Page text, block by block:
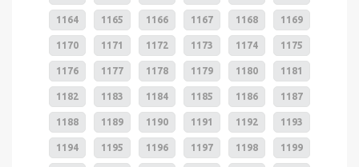
1164 1165 1166 1167 1168 1169
1170 1171 1172 1173 1174 1175
1176 1177 1178 1179 1180 1181
1182 1183 1184 1185 1186 1187
1188 1189 1190 1191 1192 1193
1194 1195 1196 1197 1198 1199